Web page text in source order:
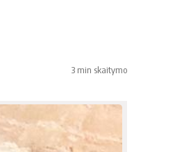
3 min skaitymo